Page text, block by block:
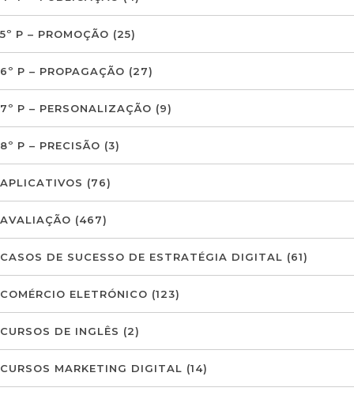
5º P – PROMOÇÃO (25)
6º P – PROPAGAÇÃO (27)
7º P – PERSONALIZAÇÃO (9)
8º P – PRECISÃO (3)
APLICATIVOS (76)
AVALIAÇÃO (467)
CASOS DE SUCESSO DE ESTRATÉGIA DIGITAL (61)
COMÉRCIO ELETRÓNICO (123)
CURSOS DE INGLÊS (2)
CURSOS MARKETING DIGITAL (14)